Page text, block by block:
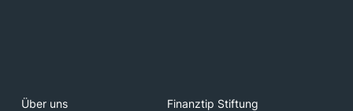
Über uns
Finanztip Stiftung